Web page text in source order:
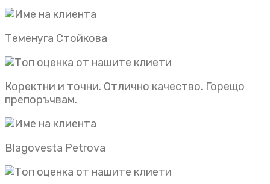
Теменуга Стойкова
Коректни и точни. Отлично качество. Горещо
препоръчвам.
Blagovesta Petrova